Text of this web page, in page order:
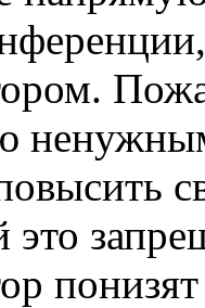
это